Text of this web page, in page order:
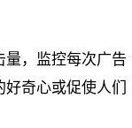
量，监控每次广告
奇心或促使人们